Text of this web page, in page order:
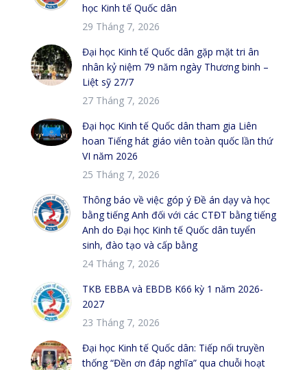
học Kinh tế Quốc dân
29 Tháng 7, 2026
Đại học Kinh tế Quốc dân gặp mặt tri ân
nhân kỷ niệm 79 năm ngày Thương binh –
Liệt sỹ 27/7
27 Tháng 7, 2026
Đại học Kinh tế Quốc dân tham gia Liên
hoan Tiếng hát giáo viên toàn quốc lần thứ
VI năm 2026
25 Tháng 7, 2026
Thông báo về việc góp ý Đề án dạy và học
bằng tiếng Anh đối với các CTĐT bằng tiếng
Anh do Đại học Kinh tế Quốc dân tuyển
sinh, đào tạo và cấp bằng
24 Tháng 7, 2026
TKB EBBA và EBDB K66 kỳ 1 năm 2026-
2027
23 Tháng 7, 2026
Đại học Kinh tế Quốc dân: Tiếp nối truyền
thống “Đền ơn đáp nghĩa” qua chuỗi hoạt